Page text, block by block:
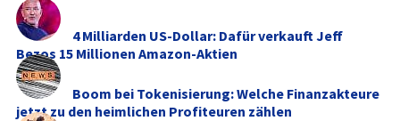
4 Milliarden US-Dollar: Dafür verkauft Jeff
Bezos 15 Millionen Amazon-Aktien
Boom bei Tokenisierung: Welche Finanzakteure
jetzt zu den heimlichen Profiteuren zählen